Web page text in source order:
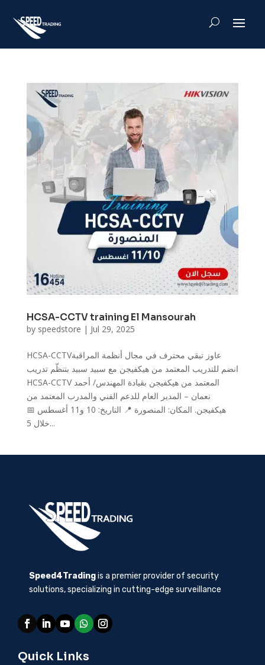
HCSA-CCTV training El Mansourah
by speedstore | Jul 29, 2025
HCSA-CCTVعاوز تبقي محترف في مجال أنظمة المراقبة
انضم للتدريب المعتمد من هيكفيجن مع سبيد سبيد بتنظّم تدريب
HCSA-CCTV المعتمد من هيكفيجن بقيادة المهندس/ أحمد
نعمان – المدير العام للدعم الفني والمدرب المعتمد من
هيكفيجن. المكان: المنصورة 📍 التاريخ: 10 و11 أغسطس 📅
خلال 5...
Speed4Tradingis a premier provider of security
solutions, specializing in cutting-edge surveillance
Quick Links